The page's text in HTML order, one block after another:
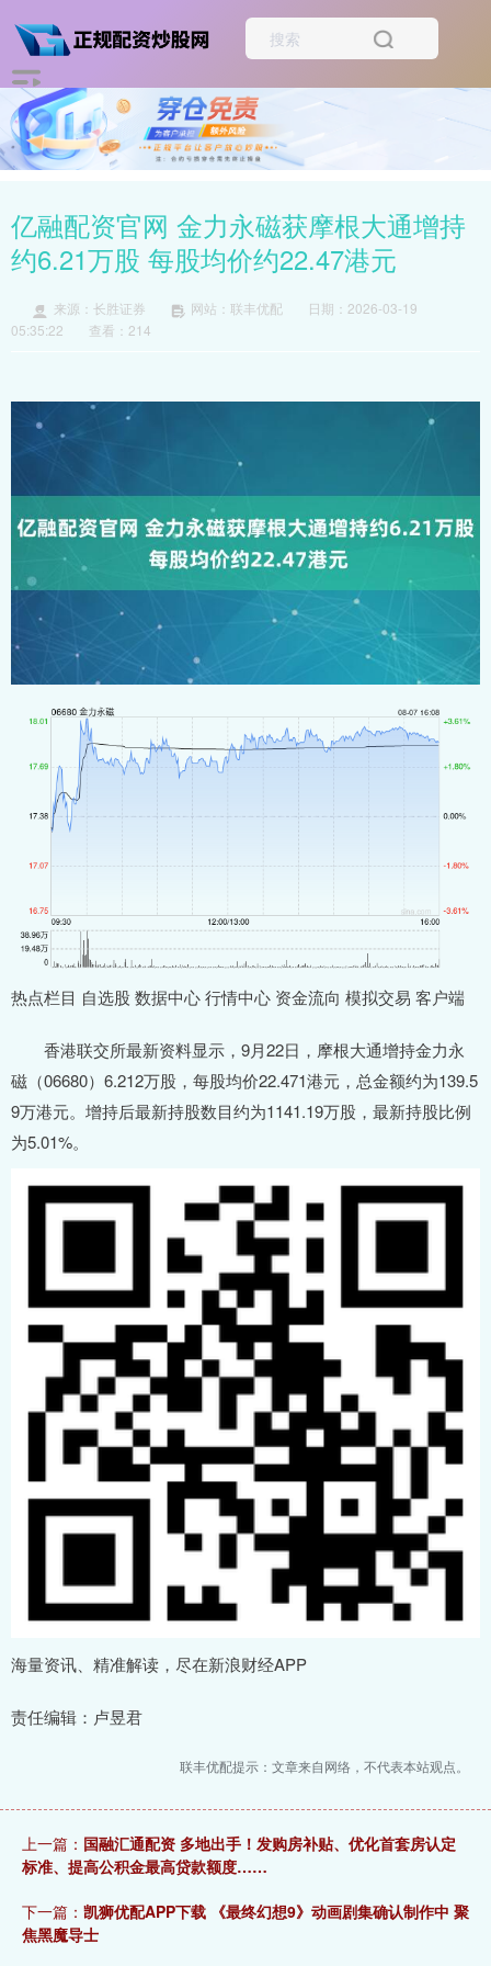
亿融配资官网 金力永磁获摩根大通增持
约6.21万股 每股均价约22.47港元
来源：长胜证券 网站：联丰优配
日期：2026-03-19
05:35:22
查看：214
热点栏目 自选股 数据中心 行情中心 资金流向 模拟交易 客户端
香港联交所最新资料显示，9月22日，摩根大通增持金力永
磁（06680）6.212万股，每股均价22.471港元，总金额约为139.5
9万港元。增持后最新持股数目约为1141.19万股，最新持股比例
为5.01%。
海量资讯、精准解读，尽在新浪财经APP
责任编辑：卢昱君
联丰优配提示：文章来自网络，不代表本站观点。
上一篇： 国融汇通配资 多地出手！发购房补贴、优化首套房认定
标准、提高公积金最高贷款额度……
下一篇： 凯狮优配APP下载 《最终幻想9》动画剧集确认制作中 聚
焦黑魔导士